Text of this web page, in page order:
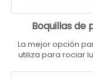
Boquillas de
La mejor opción
utiliza para rociar